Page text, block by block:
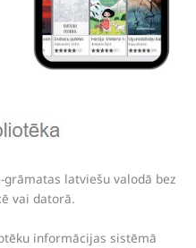
grāmatas latviešu valodā bez
vai datorā.
informācijas sistēmā